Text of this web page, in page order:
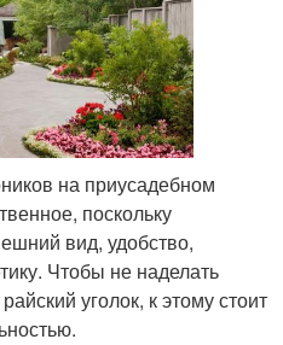
на приусадебном
поскольку
вид, удобство,
Чтобы не наделать
уголок, к этому стоит